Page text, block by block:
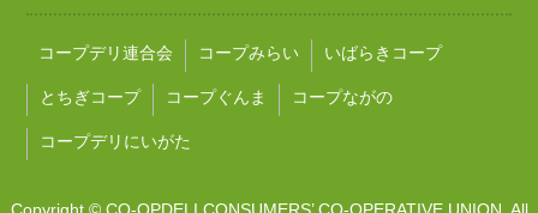
コープデリ連合会 コープみらい いばらきコープ
とちぎコープ コープぐんま コープながの
コープデリにいがた